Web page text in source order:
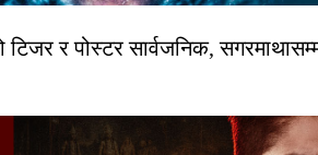
टिजर र पोस्टर सार्वजनिक,